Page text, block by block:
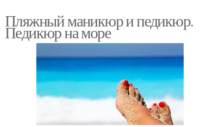
Пляжный маникюр и педикюр.
Педикюр на море